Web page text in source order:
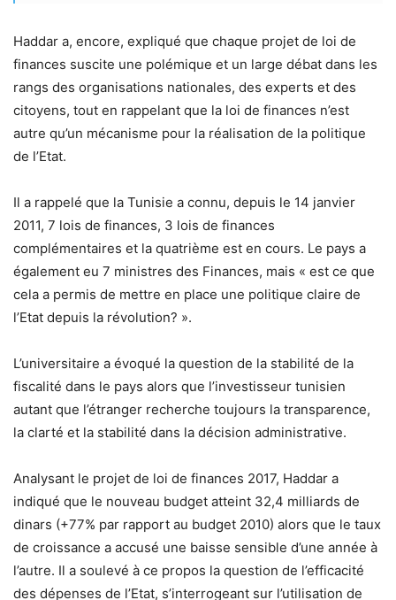
Haddar a, encore, expliqué que chaque projet de loi de
finances suscite une polémique et un large débat dans les
rangs des organisations nationales, des experts et des
citoyens, tout en rappelant que la loi de finances n’est
autre qu’un mécanisme pour la réalisation de la politique
de l’Etat.
Il a rappelé que la Tunisie a connu, depuis le 14 janvier
2011, 7 lois de finances, 3 lois de finances
complémentaires et la quatrième est en cours. Le pays a
également eu 7 ministres des Finances, mais « est ce que
cela a permis de mettre en place une politique claire de
l’Etat depuis la révolution? ».
L’universitaire a évoqué la question de la stabilité de la
fiscalité dans le pays alors que l’investisseur tunisien
autant que l’étranger recherche toujours la transparence,
la clarté et la stabilité dans la décision administrative.
Analysant le projet de loi de finances 2017, Haddar a
indiqué que le nouveau budget atteint 32,4 milliards de
dinars (+77% par rapport au budget 2010) alors que le taux
de croissance a accusé une baisse sensible d’une année à
l’autre. Il a soulevé à ce propos la question de l’efficacité
des dépenses de l’Etat, s’interrogeant sur l’utilisation de